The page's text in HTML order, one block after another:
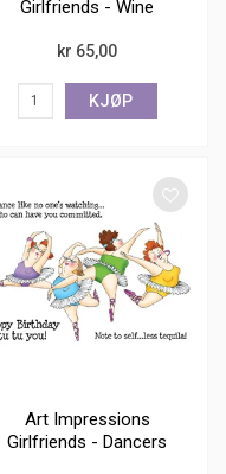
Girlfriends - Wine
kr 65,00
KJØP
Art Impressions
Girlfriends - Dancers